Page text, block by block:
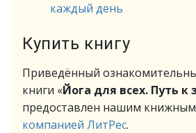
каждый день
Купить книгу
Приведённый
книги «Йога для всех. Путь к
предоставлен нашим
компанией ЛитРес.